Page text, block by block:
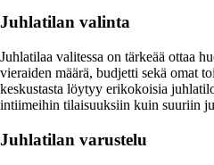
Juhlatilan valinta
Juhlatilaa valitessa on tärkeää ottaa
vieraiden määrä, budjetti sekä omat
keskustasta löytyy erikokoisia
intiimeihin tilaisuuksiin kuin suuriin
Juhlatilan varustelu